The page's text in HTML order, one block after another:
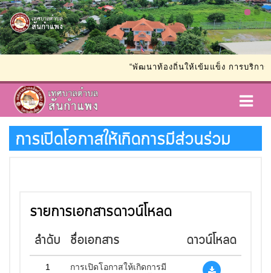
“พัฒนาท้องถิ่นให้เข้มแข็ง การบริกา
การเปิดโอกาสให้เกิดการมีส่วนร่วม
รายการเอกสารดาวน์โหลด
ลำดับ ชื่อเอกสาร ดาวน์โหลด
1
การเปิดโอกาสให้เกิดการมี